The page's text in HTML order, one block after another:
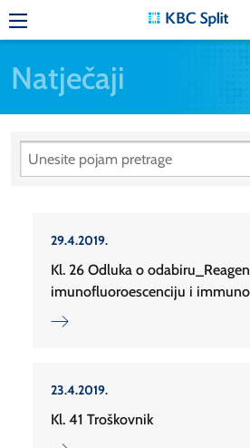
Natječaji
29.4.2019.
Kl. 26 Odluka o
imunofluoroescenciju i
23.4.2019.
Kl. 41 Troškovnik